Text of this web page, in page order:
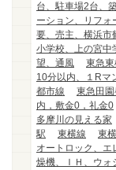
台、駐車場2台、
ーション、リフォ
要、売主、横浜市
小学校、上の宮中
望、通風
東急
10分以内、１Rマ
都市線
東急田
内，敷金0，礼金0
多摩川の見える家
駅
東横線
東
オートロック、エ
燥機、ＩＨ、ウォ